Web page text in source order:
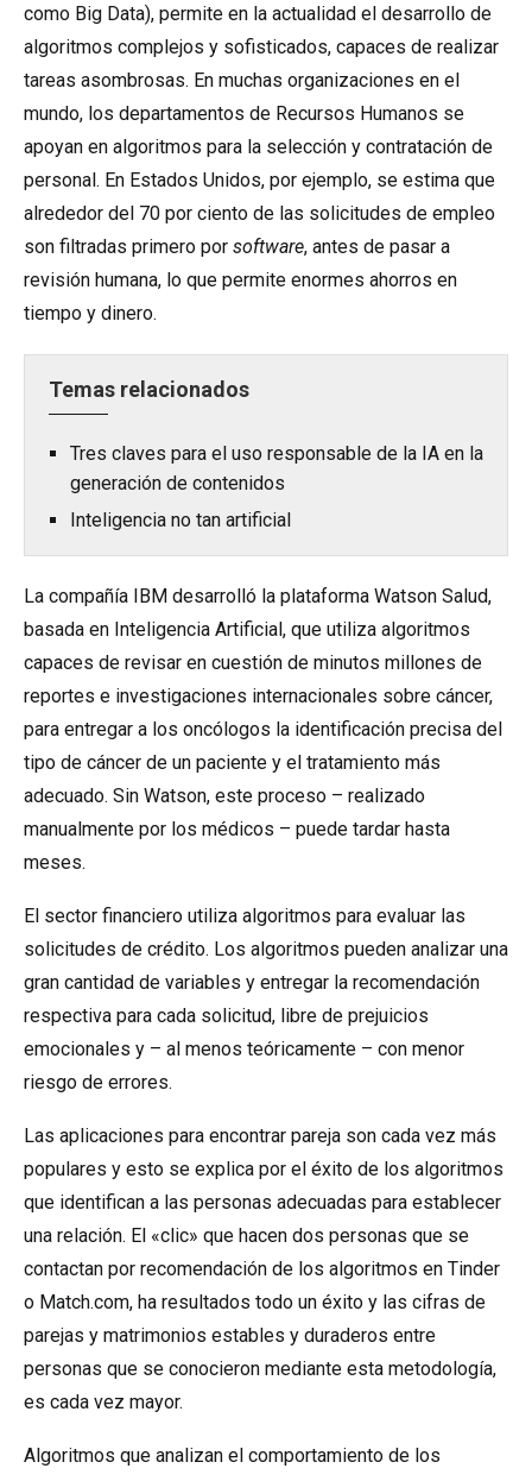
como Big Data), permite en la actualidad el desarrollo de
algoritmos complejos y sofisticados, capaces de realizar
tareas asombrosas. En muchas organizaciones en el
mundo, los departamentos de Recursos Humanos se
apoyan en algoritmos para la selección y contratación de
personal. En Estados Unidos, por ejemplo, se estima que
alrededor del 70 por ciento de las solicitudes de empleo
son filtradas primero por software, antes de pasar a
revisión humana, lo que permite enormes ahorros en
tiempo y dinero.
Temas relacionados
Tres claves para el uso responsable de la IA en la
generación de contenidos
Inteligencia no tan artificial
La compañía IBM desarrolló la plataforma Watson Salud,
basada en Inteligencia Artificial, que utiliza algoritmos
capaces de revisar en cuestión de minutos millones de
reportes e investigaciones internacionales sobre cáncer,
para entregar a los oncólogos la identificación precisa del
tipo de cáncer de un paciente y el tratamiento más
adecuado. Sin Watson, este proceso – realizado
manualmente por los médicos – puede tardar hasta
meses.
El sector financiero utiliza algoritmos para evaluar las
solicitudes de crédito. Los algoritmos pueden analizar una
gran cantidad de variables y entregar la recomendación
respectiva para cada solicitud, libre de prejuicios
emocionales y – al menos teóricamente – con menor
riesgo de errores.
Las aplicaciones para encontrar pareja son cada vez más
populares y esto se explica por el éxito de los algoritmos
que identifican a las personas adecuadas para establecer
una relación. El «clic» que hacen dos personas que se
contactan por recomendación de los algoritmos en Tinder
o Match.com, ha resultados todo un éxito y las cifras de
parejas y matrimonios estables y duraderos entre
personas que se conocieron mediante esta metodología,
es cada vez mayor.
Algoritmos que analizan el comportamiento de los